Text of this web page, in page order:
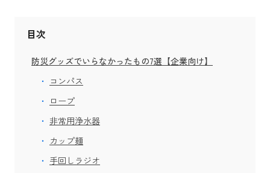
目次
防災グッズでいらなかったもの7選【企業向け】
コンパス
ロープ
非常用浄水器
カップ麺
手回しラジオ